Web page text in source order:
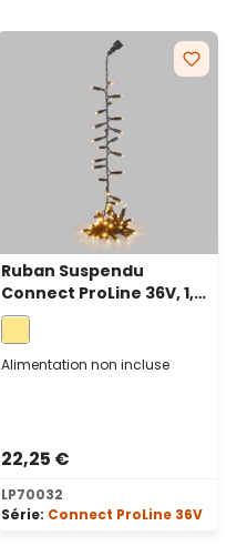
Ruban Suspendu
Connect ProLine 36V, 1,4
m, 70 maxiled blanc
chaud, câble vert
Alimentation non incluse
22,25 €
LP70032
Série: Connect ProLine 36V